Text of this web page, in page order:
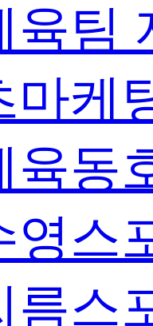
육팀
마케
육동
영스
름스